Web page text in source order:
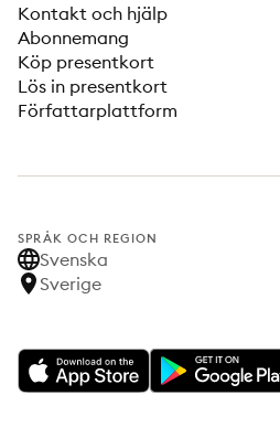
Kontakt och hjälp
Abonnemang
Köp presentkort
Lös in presentkort
Författarplattform
SPRÅK OCH REGION
Svenska
Sverige